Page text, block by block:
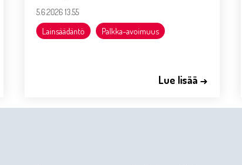
5.6.2026 13.55
Lainsäädäntö Palkka-avoimuus
Lue lisää →